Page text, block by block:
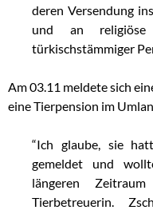
deren Versendung
und an religiöse
türkischstämmiger
Am 03.11 meldete sich
eine Tierpension im
“Ich glaube, sie
gemeldet und
längeren
Tierbetreuerin.